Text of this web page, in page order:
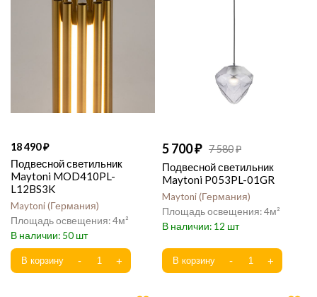
18 490
Подвесной светильник
Maytoni MOD410PL-
L12BS3K
Maytoni Германия
4
50
5 700 7 580
Подвесной светильник
Maytoni P053PL-01GR
Maytoni Германия
4
12